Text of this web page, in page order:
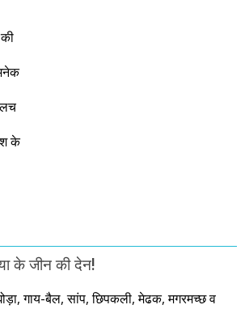
अगले दस साल भारतीय अर्थव्यवस्था के लिए
होने जा रहे हैं। इस दौरान एक साल में दोगुना ही
बनाएंगे। केवल हम ही हैं जो पूरी ईमानदारी
निवेश के हर रविवार को शानदार मौके लेकर
आपके हिस्से का कुछ कर्म हम कर दे रहे हैं। बाकी
के
के जीन की देन!
गाय-बैल, सांप, छिपकली, मेढक, मगरमच्छ व